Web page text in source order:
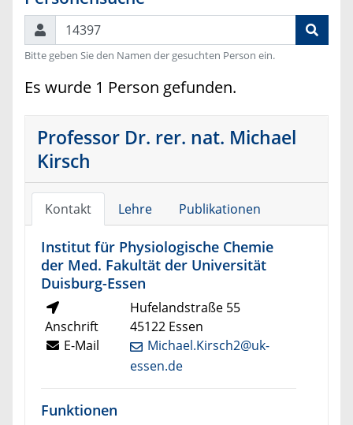
Suchen
Bitte geben Sie den Namen der gesuchten Person ein.
Es wurde 1 Person gefunden.
Professor Dr. rer. nat. Michael
Kirsch
Kontakt Lehre Publikationen
Institut für Physiologische Chemie
der Med. Fakultät der Universität
Duisburg-Essen
Anschrift
Hufelandstraße 55
45122 Essen
E-Mail
Michael.Kirsch2@uk-
essen.de
Funktionen